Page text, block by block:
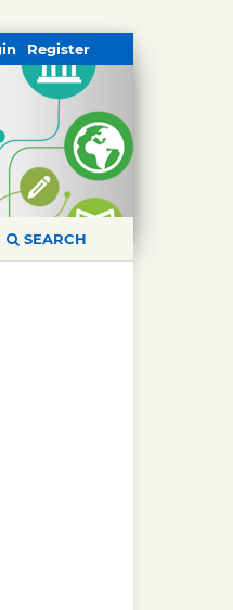
SEARCH
Register